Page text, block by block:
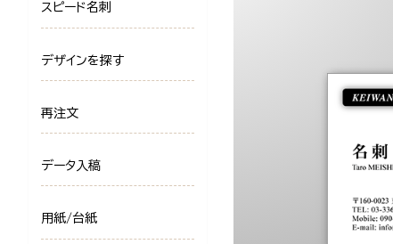
スピード名刺
デザインを探す
再注文
データ入稿
用紙/台紙